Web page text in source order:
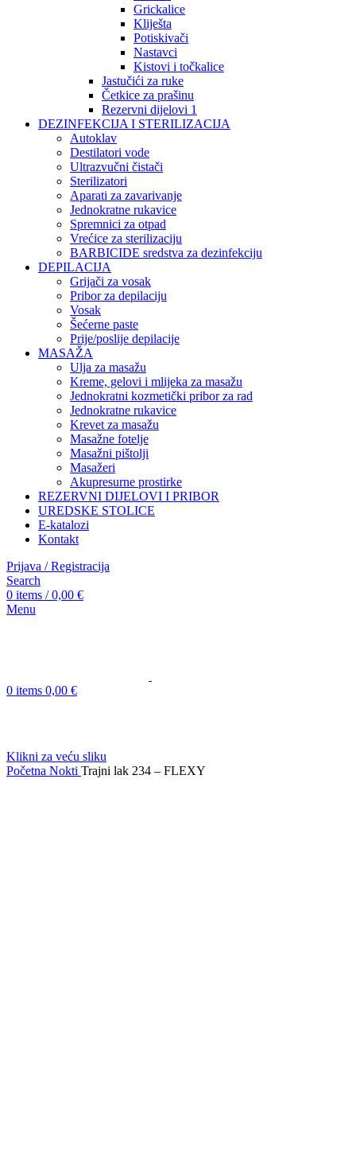
Grickalice
Kliješta
Potiskivači
Nastavci
Kistovi i točkalice
Jastučići za ruke
Četkice za prašinu
Rezervni dijelovi 1
DEZINFEKCIJA I STERILIZACIJA
Autoklav
Destilatori vode
Ultrazvučni čistači
Sterilizatori
Aparati za zavarivanje
Jednokratne rukavice
Spremnici za otpad
Vrećice za sterilizaciju
BARBICIDE sredstva za dezinfekciju
DEPILACIJA
Grijači za vosak
Pribor za depilaciju
Vosak
Šećerne paste
Prije/poslije depilacije
MASAŽA
Ulja za masažu
Kreme, gelovi i mlijeka za masažu
Jednokratni kozmetički pribor za rad
Jednokratne rukavice
Krevet za masažu
Masažne fotelje
Masažni pištolji
Masažeri
Akupresurne prostirke
REZERVNI DIJELOVI I PRIBOR
UREDSKE STOLICE
E-katalozi
Kontakt
Prijava / Registracija
Search
0 items / 0,00 €
Menu
0 items 0,00 €
Klikni za veću sliku
Početna Nokti Trajni lak 234 – FLEXY